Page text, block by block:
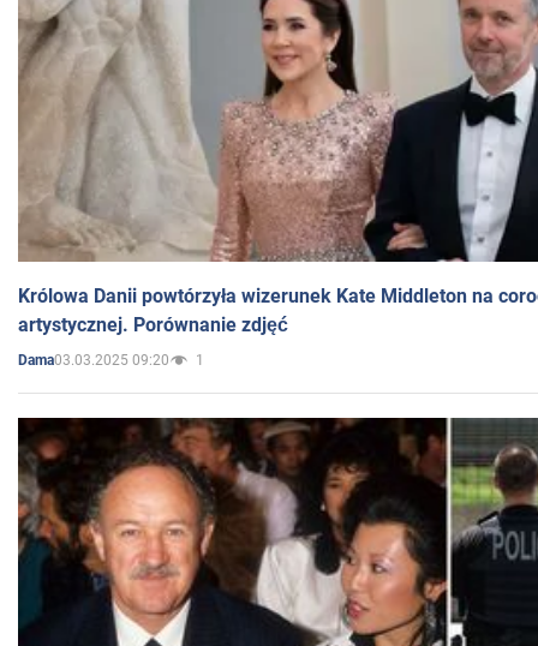
Królowa Danii powtórzyła wizerunek Kate Middleton na
artystycznej. Porównanie zdjęć
Dama03.03.2025 09:20 1